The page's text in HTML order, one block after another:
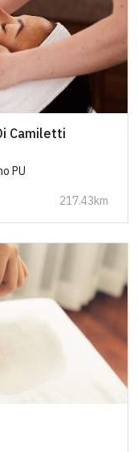
Camiletti
PU
217.43km